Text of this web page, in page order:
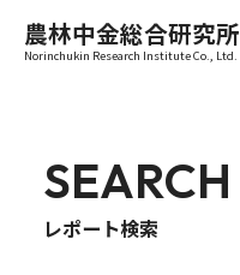
農林中金総合研究所
Norinchukin Research Institute Co., Ltd.
SEARCH
レポート検索